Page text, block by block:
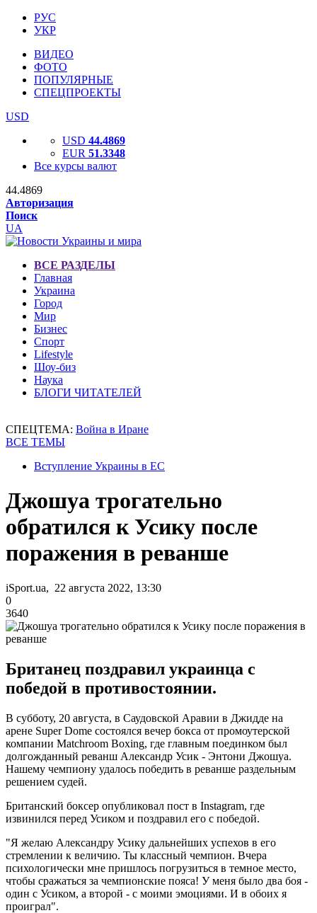
РУС
УКР
ВИДЕО
ФОТО
ПОПУЛЯРНЫЕ
СПЕЦПРОЕКТЫ
USD
USD 44.4869
EUR 51.3348
Все курсы валют
44.4869
Авторизация
Поиск
UA
ВСЕ РАЗДЕЛЫ
Главная
Украина
Город
Мир
Бизнес
Спорт
Lifestyle
Шоу-биз
Наука
БЛОГИ ЧИТАТЕЛЕЙ
СПЕЦТЕМА: Война в Иране
ВСЕ ТЕМЫ
Вступление Украины в ЕС
Джошуа трогательно
обратился к Усику после
поражения в реванше
iSport.ua, 22 августа 2022, 13:30
0
3640
Британец поздравил украинца с
победой в противостоянии.
В субботу, 20 августа, в Саудовской Аравии в Джидде на
арене Super Dome состоялся вечер бокса от промоутерской
компании Matchroom Boxing, где главным поединком был
долгожданный реванш Александр Усик - Энтони Джошуа.
Нашему чемпиону удалось победить в реванше раздельным
решением судей.
Британский боксер опубликовал пост в Instagram, где
извинился перед Усиком и поздравил его с победой.
"Я желаю Александру Усику дальнейших успехов в его
стремлении к величию. Ты классный чемпион. Вчера
психологически мне пришлось погрузиться в темное место,
чтобы сражаться за чемпионские пояса! У меня было два боя -
один с Усиком, а второй - с моими эмоциями. И в обоих я
проиграл".